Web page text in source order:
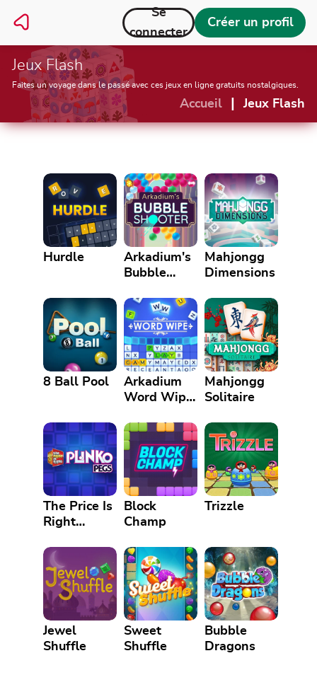
Se
connecter
Créer un profil
Jeux Flash
Faites un voyage dans le passé avec ces jeux en ligne gratuits nostalgiques.
Accueil Jeux Flash
Hurdle
Arkadium's
Bubble
Mahjongg
Dimensions
8 Ball Pool
Arkadium
Word Wipe
Mahjongg
Solitaire
The Price Is
Right
Block
Champ
Trizzle
Jewel
Shuffle
Sweet
Shuffle
Bubble
Dragons